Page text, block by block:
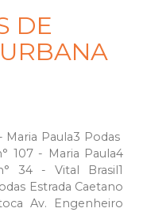
DE
Maria Paula3 Podas
107 - Maria Paula4
34 - Vital Brasil1
Estrada Caetano
Av. Engenheiro